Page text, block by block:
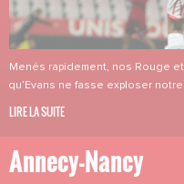
Menés rapidement, nos Rouge
qu’Evans ne fasse exploser
LIRE LA SUITE
Annecy-Nancy